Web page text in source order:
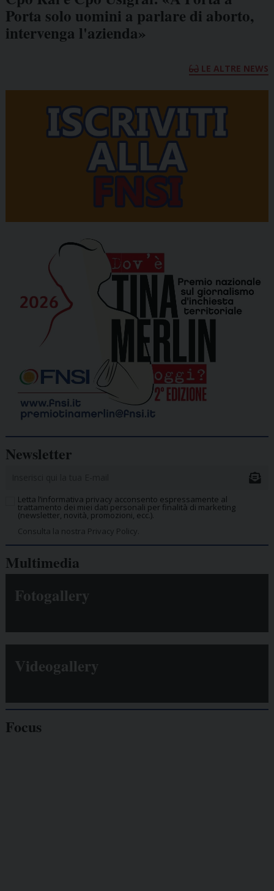
Porta solo uomini a parlare di aborto,
intervenga l'azienda»
LE ALTRE NEWS
Newsletter
Letta l’informativa privacy acconsento espressamente al
trattamento dei miei dati personali per finalità di marketing
(newsletter, novità, promozioni, ecc.).
Consulta la nostra Privacy Policy.
Multimedia
Fotogallery
Videogallery
Focus